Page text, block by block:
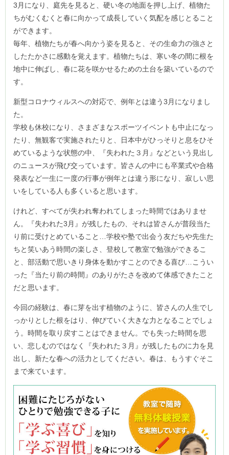
3月になり、庭先を見ると、硬い冬の地面を押し上げ、植物た
ちがむくむくと春に向かって成長していく気配を感じとること
ができます。
毎年、植物たちが春へ向かう姿を見ると、その生命力の強さと
したたかさに感動を覚えます。植物たちは、寒い冬の間に根を
地中に伸ばし、春に花を咲かせるための土台を築いているので
す。
新型コロナウィルスへの対応で、例年とは違う3月になりまし
た。
学校も休校になり、さまざまなスポーツイベントも中止になっ
たり、無観客で実施されたりと、日本中がひっそりと息をひそ
めているような状態の中、『失われた３月』などという見出し
のニュースが飛び交っています。皆さんの中にも卒業式や合格
発表など一生に一度の行事が例年とは違う形になり、寂しい思
いをしている人も多くいると思います。
けれど、すべてが失われ奪われてしまった時間ではありませ
ん。『失われた3月』が残したもの、それは皆さんが普段当た
り前に受けとめていること…学校や塾で出会う友だちや先生た
ちと笑いあう時間の楽しさ、登校して教室で勉強ができるこ
と、部活動で思いきり身体を動かすことのできる喜び…こうい
った『当たり前の時間』のありがたさを改めて体感できたこと
だと思います。
今回の経験は、春に芽を出す植物のように、皆さんの人生でし
っかりとした根をはり、伸びていく大きな力となることでしょ
う。時間を取り戻すことはできません。でも失った時間を思
い、悲しむのではなく『失われた３月』が残したものに力を見
出し、新たな春への活力としてください。春は、もうすぐそこ
まで来ています。